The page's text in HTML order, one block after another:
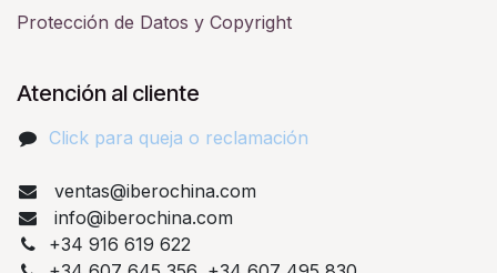
Protección de Datos y Copyright
Atención al cliente
Click para queja o reclamación​
ventas@iberochina.com
info@iberochina.com
+34 916 619 622